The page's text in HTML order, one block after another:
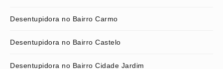
Desentupidora no Bairro Carmo
Desentupidora no Bairro Castelo
Desentupidora no Bairro Cidade Jardim